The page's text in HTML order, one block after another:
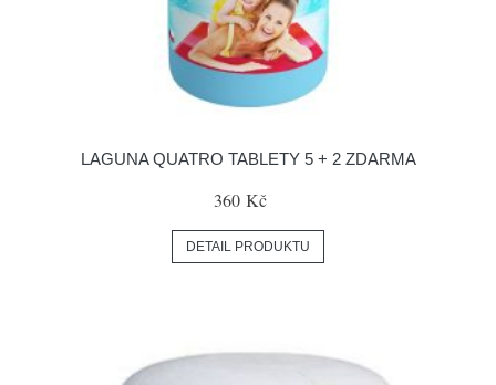
LAGUNA QUATRO TABLETY 5 + 2 ZDARMA
360 Kč
DETAIL PRODUKTU